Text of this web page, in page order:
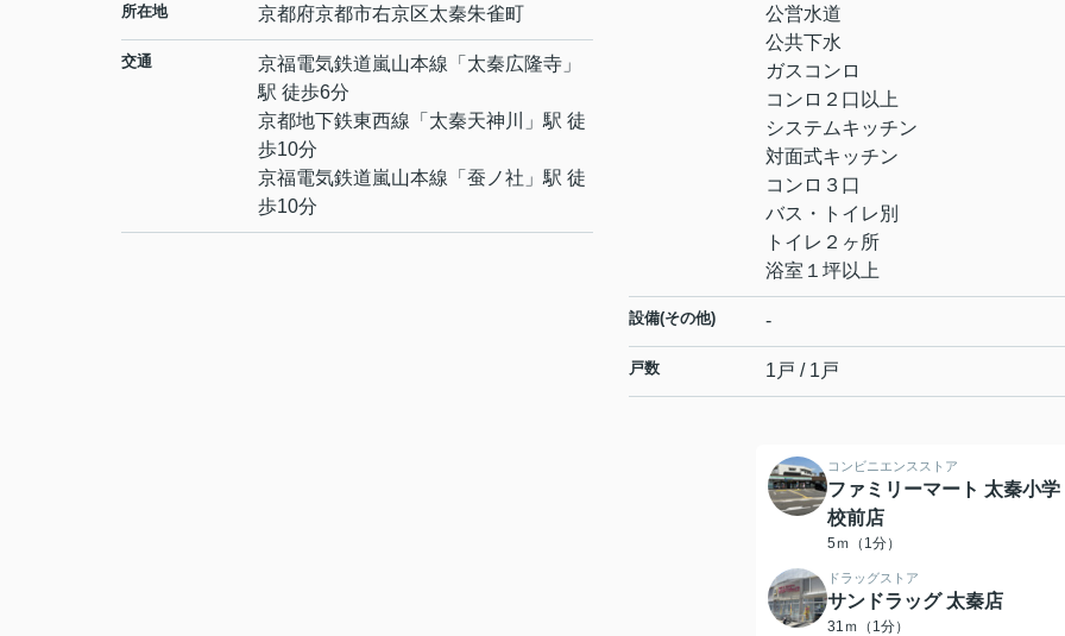
所在地 京都府京都市右京区太秦朱雀町
交通 京福電気鉄道嵐山本線 「 太秦広隆寺 」
駅 徒歩6分
京都地下鉄東西線 「 太秦天神川
」駅 徒
歩10分
京福電気鉄道嵐山本線 「 蚕ノ社 」駅 徒
歩10分
公営水道
公共下水
ガスコンロ
コンロ２口以上
システムキッチン
対面式キッチン
コンロ３口
バス・トイレ別
トイレ２ヶ所
浴室１坪以上
設備(その他) -
戸数 1戸 / 1戸
コンビニエンスストア
ファミリーマート 太秦小学
校前店
5ｍ（1分）
ドラッグストア
サンドラッグ 太秦店
31ｍ（1分）